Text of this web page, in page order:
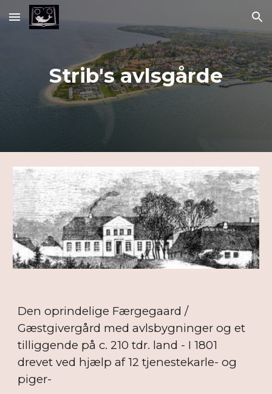
Skip to main content Skip to navigation
Strib's avlsgårde
Den oprindelige Færgegaard /
Gæstgivergård med avlsbygninger og et
tilliggende på c. 210 tdr. land - I 1801
drevet ved hjælp af 12 tjenestekarle- og
piger-